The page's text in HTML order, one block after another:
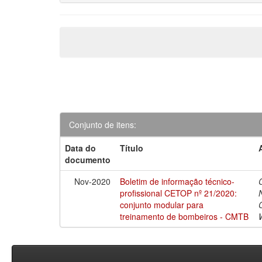
Conjunto de itens:
Data do
documento
Título
Nov-2020
Boletim de informação técnico-
profissional CETOP nº 21/2020:
conjunto modular para
treinamento de bombeiros - CMTB